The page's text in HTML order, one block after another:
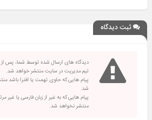
ثبت دیدگاه
دیدگاه های ارسال شده توسط شما، پس از
تیم مدیریت در سایت منتشر خواهد شد.
پیام هایی که حاوی تهمت یا افترا باشد
شد.
پیام هایی که به غیر از زبان فارسی یا غیر
منتشر نخواهد شد.